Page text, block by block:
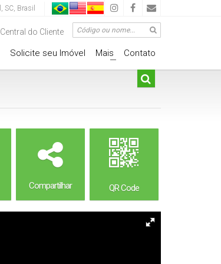
, SC, Brasil
Central do Cliente
Contato
+
Mais
Solicite seu Imóvel
Compartilhar QR Code